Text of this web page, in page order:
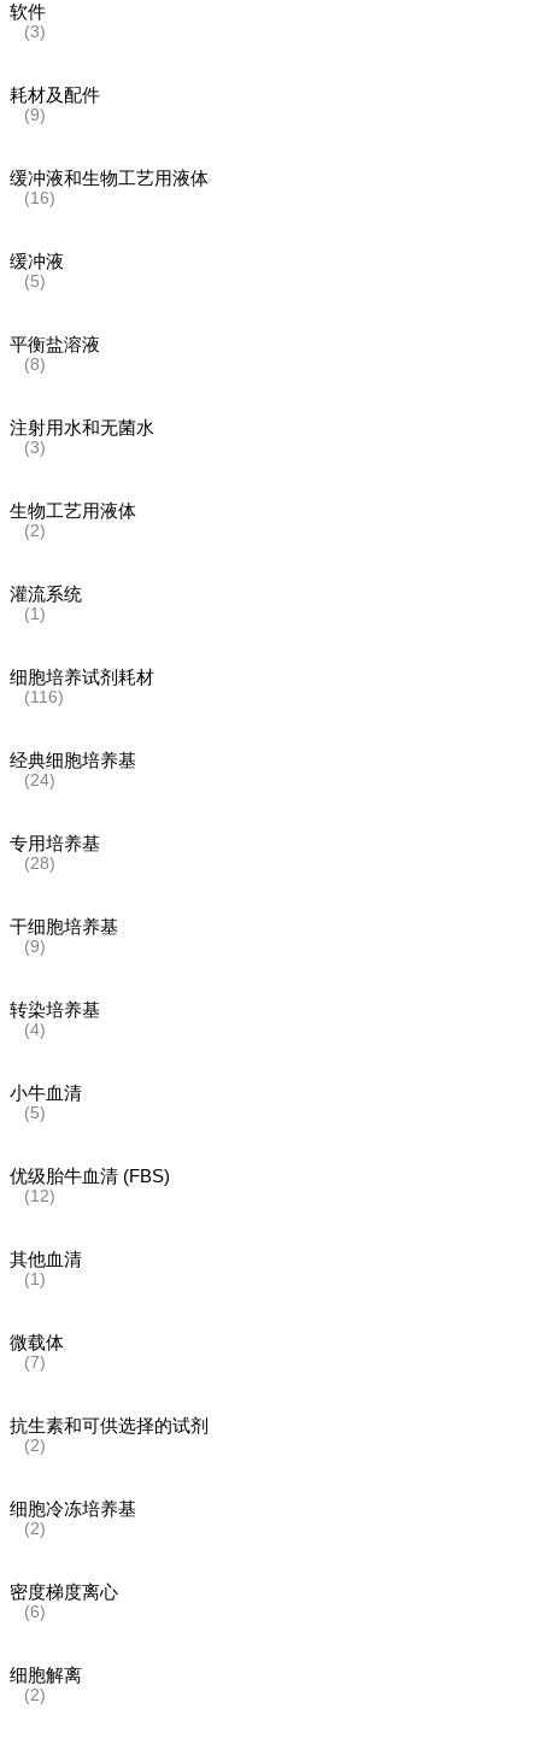
软件
(3)
耗材及配件
(9)
缓冲液和生物工艺用液体
(16)
缓冲液
(5)
平衡盐溶液
(8)
注射用水和无菌水
(3)
生物工艺用液体
(2)
灌流系统
(1)
细胞培养试剂耗材
(116)
经典细胞培养基
(24)
专用培养基
(28)
干细胞培养基
(9)
转染培养基
(4)
小牛血清
(5)
优级胎牛血清 (FBS)
(12)
其他血清
(1)
微载体
(7)
抗生素和可供选择的试剂
(2)
细胞冷冻培养基
(2)
密度梯度离心
(6)
细胞解离
(2)